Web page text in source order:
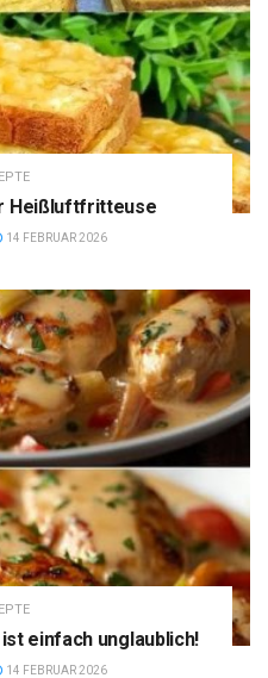
Heißluftfritteuse
14 FEBRUAR 2026
einfach unglaublich!
14 FEBRUAR 2026